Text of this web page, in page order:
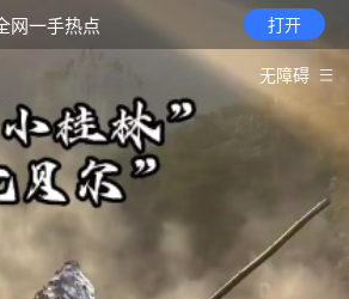
网一手热点 打开
无障碍